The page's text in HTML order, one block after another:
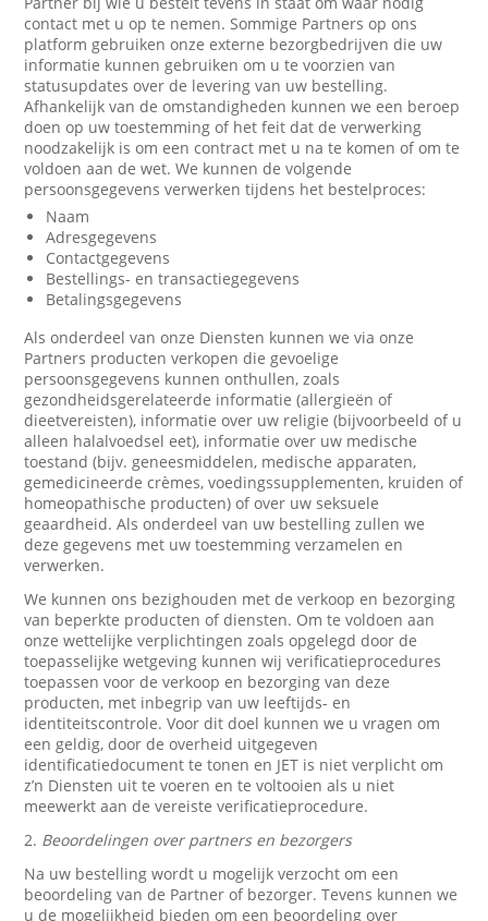
contact met u op te nemen. Sommige Partners op ons
platform gebruiken onze externe bezorgbedrijven die uw
informatie kunnen gebruiken om u te voorzien van
statusupdates over de levering van uw bestelling.
Afhankelijk van de omstandigheden kunnen we een beroep
doen op uw toestemming of het feit dat de verwerking
noodzakelijk is om een contract met u na te komen of om te
voldoen aan de wet. We kunnen de volgende
persoonsgegevens verwerken tijdens het bestelproces:
Naam
Adresgegevens
Contactgegevens
Bestellings- en transactiegegevens
Betalingsgegevens
Als onderdeel van onze Diensten kunnen we via onze
Partners producten verkopen die gevoelige
persoonsgegevens kunnen onthullen, zoals
gezondheidsgerelateerde informatie (allergieën of
dieetvereisten), informatie over uw religie (bijvoorbeeld of u
alleen halalvoedsel eet), informatie over uw medische
toestand (bijv. geneesmiddelen, medische apparaten,
gemedicineerde crèmes, voedingssupplementen, kruiden of
homeopathische producten) of over uw seksuele
geaardheid. Als onderdeel van uw bestelling zullen we
deze gegevens met uw toestemming verzamelen en
verwerken.
We kunnen ons bezighouden met de verkoop en bezorging
van beperkte producten of diensten. Om te voldoen aan
onze wettelijke verplichtingen zoals opgelegd door de
toepasselijke wetgeving kunnen wij verificatieprocedures
toepassen voor de verkoop en bezorging van deze
producten, met inbegrip van uw leeftijds- en
identiteitscontrole. Voor dit doel kunnen we u vragen om
een geldig, door de overheid uitgegeven
identificatiedocument te tonen en JET is niet verplicht om
z’n Diensten uit te voeren en te voltooien als u niet
meewerkt aan de vereiste verificatieprocedure.
2. Beoordelingen over partners en bezorgers
Na uw bestelling wordt u mogelijk verzocht om een
beoordeling van de Partner of bezorger. Tevens kunnen we
u de mogelijkheid bieden om een beoordeling over